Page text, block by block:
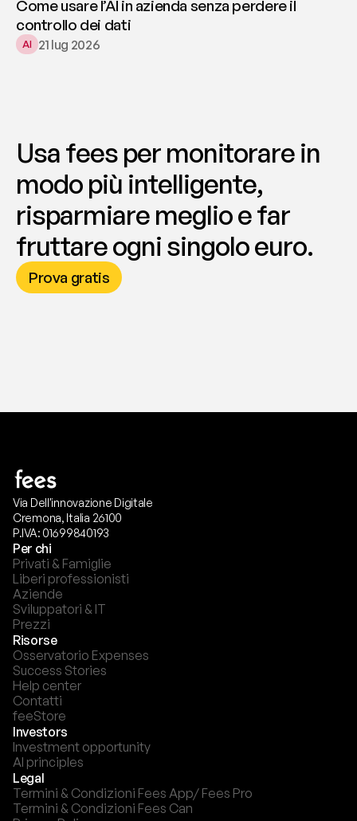
Come usare l’AI in azienda senza perdere il
controllo dei dati
AI 21 lug 2026
Usa fees per monitorare in
modo più intelligente,
risparmiare meglio e far
fruttare ogni singolo euro.
Prova gratis
Via Dell'innovazione Digitale
Cremona, Italia 26100
P.IVA: 01699840193
Per chi
Privati & Famiglie
Liberi professionisti
Aziende
Sviluppatori & IT
Prezzi
Risorse
Osservatorio Expenses
Success Stories
Help center
Contatti
feeStore
Investors
Investment opportunity
AI principles
Legal
Termini & Condizioni Fees App/ Fees Pro
Termini & Condizioni Fees Can